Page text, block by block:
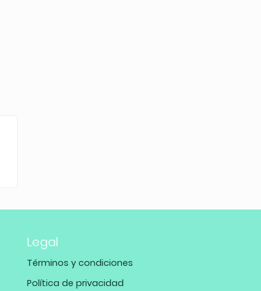
Legal
Términos y condiciones
Política de privacidad